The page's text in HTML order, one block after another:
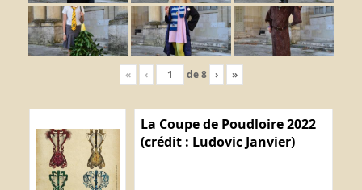
« ‹ de8 › »
La Coupe de Poudloire 2022
(crédit : Ludovic Janvier)